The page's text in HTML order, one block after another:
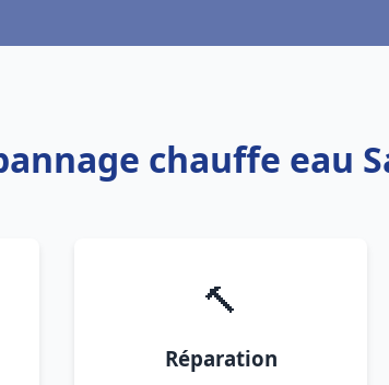
chauffe eau
🔨
Réparation